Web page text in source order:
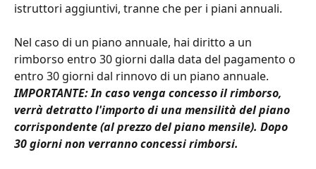
istruttori aggiuntivi, tranne che per i piani annuali.
Nel caso di un piano annuale, hai diritto a un
rimborso entro 30 giorni dalla data del pagamento o
entro 30 giorni dal rinnovo di un piano annuale.
IMPORTANTE: In caso venga concesso il rimborso,
verrà detratto l'importo di una mensilità del piano
corrispondente (al prezzo del piano mensile). Dopo
30 giorni non verranno concessi rimborsi.